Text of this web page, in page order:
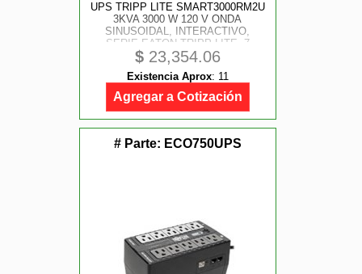
UPS TRIPP LITE SMART3000RM2U
3KVA 3000 W 120 V ONDA
SINUSOIDAL, INTERACTIVO,
SERIE EATON TRIPP LITE, 7
CONTACTOS, OPCION DE
TARJETA RED WEBCARDLXE ,
LCD, USB, DB9, 2U RACK/ TORRE.
GARANTIA POR 2 AÑOS
$ 23,354.06
Existencia Aprox: 11
Agregar a Cotización
# Parte: ECO750UPS